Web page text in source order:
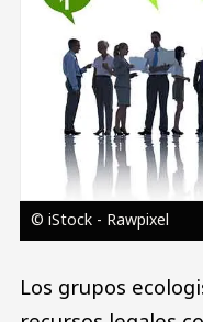
© iStock - Rawpixel
Los grupos